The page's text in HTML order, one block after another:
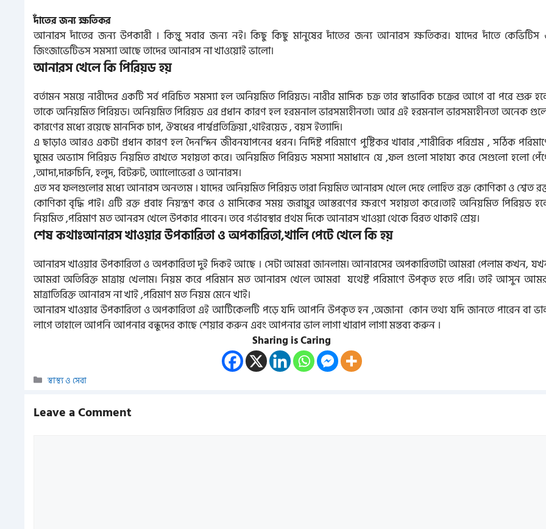
দাঁতের জন্য ক্ষতিকর
আনারস দাঁতের জন্য উপকারী । কিন্তুু সবার জন্য নই। কিছু কিছু মানুষের দাঁতের জন্য আনারস ক্ষতিকর। যাদের দাঁতে কেভিটিস
জিংজাভেটিভস সমস্যা আছে তাদের আনারস না খাওয়ােই ভালো।
আনারস খেলে কি পিরিয়ড হয়
বর্তামন সময়ে নারীদের একটি সর্ব পরিচিত সমস্যা হল অনিয়মিত পিরিয়ড। নারীর মাসিক চক্র তার স্বাভাবিক চক্রের আগে বা পরে শুরু
তাকে অনিয়মিত পিরিয়ড। অনিয়মিত পিরিয়ড এর প্রধান কারণ হল হরমনাল ভারসম্যহীনতা। আর এই হরমনাল ভারসম্যহীনতা অনেক
কারণের মধ্যে রয়েছে মানসিক চাপ, ঔষধের পার্শ্বপ্রতিক্রিয়া ,থাইরয়েড , বয়স ইত্যাদি।
এ ছাড়াও আরও একটা প্রধান কারণ হল দৈনন্দিন জীবনযাপনের ধরন। নির্দিষ্ট পরিমাণে পুষ্টিকর খাবার ,শারীরিক পরিশ্রম , সঠিক
ঘুমের অভ্যাস পিরিয়ড নিয়মিত রাখতে সহায়তা করে। অনিয়মিত পিরিয়ড সমস্যা সমাধানে যে ,ফল গুলো সাহায্য করে সেগুলো হলো
,আদা,দারুচিনি, হলুদ, বিটরুট, অ্যালোভেরা ও আনারস।
এত সব ফলগুলোর মধ্যে আনারস অনত্যম । যাদের অনিয়মিত পিরিয়ড তারা নিয়মিত আনারস খেলে দেহে লোহিত রক্ত কোণিকা ও শ্বেত
কোণিকা বৃদ্ধি পাই। এটি রক্ত প্রবাহ নিয়ন্ত্রণ করে ও মাসিকের সময় জরায়ুর আস্তরণের ক্ষরণে সহায়তা করে।তাই অনিয়মিত পিরিয়ড
নিয়মিত ,পরিমাণ মত আনরস খেলে উপকার পাবেন। তবে গর্ভাবস্থার প্রথম দিকে আনারস খাওয়া থেকে বিরত থাকাই শ্রেয়।
শেষ কথাঃআনারস খাওয়ার উপকারিতা ও অপকারিতা,খালি পেটে খেলে কি হয়
আনারস খাওয়ার উপকারিতা ও অপকারিতা দুই দিকই আছে । সেটা আমরা জানলাম। আনারসের অপকারিতাটা আমরা পেলাম কখন,
আমরা অতিরিক্ত মাত্রায় খেলাম। নিয়ম করে পরিমান মত আনারস খেলে আমরা যথেষ্ট পরিমাণে উপকৃত হতে পরি। তাই আসুন
মাত্রাতিরিক্ত আনারস না খাই ,পরিমাণ মত নিয়ম মেনে খাই।
আনারস খাওয়ার উপকারিতা ও অপকারিতা এই আর্টিকেলটি পড়ে যদি আপনি উপকৃত হন ,অজানা কোন তথ্য যদি জানতে পারেন বা
লাগে তাহালে আপনি আপনার বন্ধুদের কাছে শেয়ার করুন এবং আপনার ভাল লাগা খারাপ লাগা মন্তব্য করুন ।
Sharing is Caring
Categories
স্বাস্থ্য ও সেবা
Leave a Comment